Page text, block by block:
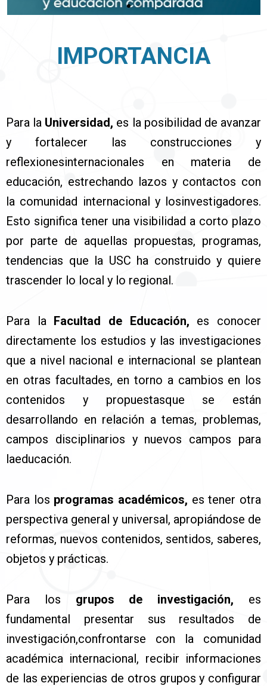
IMPORTANCIA
Para la Universidad, es la posibilidad de avanzar
y fortalecer las construcciones y
reflexionesinternacionales en materia de
educación, estrechando lazos y contactos con
la comunidad internacional y losinvestigadores.
Esto significa tener una visibilidad a corto plazo
por parte de aquellas propuestas, programas,
tendencias que la USC ha construido y quiere
trascender lo local y lo regional.
Para la Facultad de Educación, es conocer
directamente los estudios y las investigaciones
que a nivel nacional e internacional se plantean
en otras facultades, en torno a cambios en los
contenidos y propuestasque se están
desarrollando en relación a temas, problemas,
campos disciplinarios y nuevos campos para
laeducación.
Para los programas académicos, es tener otra
perspectiva general y universal, apropiándose de
reformas, nuevos contenidos, sentidos, saberes,
objetos y prácticas.
Para los grupos de investigación, es
fundamental presentar sus resultados de
investigación,confrontarse con la comunidad
académica internacional, recibir informaciones
de las experiencias de otros grupos y configurar